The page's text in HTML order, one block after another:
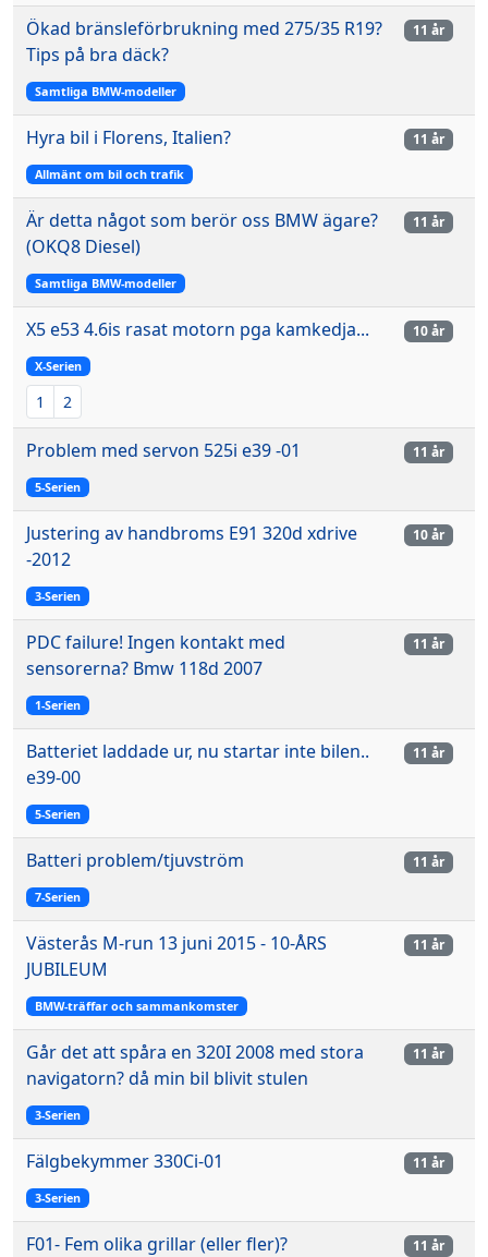
Ökad bränsleförbrukning med 275/35 R19?
Tips på bra däck?
Samtliga BMW-modeller
11 år
Hyra bil i Florens, Italien?
Allmänt om bil och trafik
11 år
Är detta något som berör oss BMW ägare?
(OKQ8 Diesel)
Samtliga BMW-modeller
11 år
X5 e53 4.6is rasat motorn pga kamkedja...
X-Serien
1 2
10 år
Problem med servon 525i e39 -01
5-Serien
11 år
Justering av handbroms E91 320d xdrive
-2012
3-Serien
10 år
PDC failure! Ingen kontakt med
sensorerna? Bmw 118d 2007
1-Serien
11 år
Batteriet laddade ur, nu startar inte bilen..
e39-00
5-Serien
11 år
Batteri problem/tjuvström
7-Serien
11 år
Västerås M-run 13 juni 2015 - 10-ÅRS
JUBILEUM
BMW-träffar och sammankomster
11 år
Går det att spåra en 320I 2008 med stora
navigatorn? då min bil blivit stulen
3-Serien
11 år
Fälgbekymmer 330Ci-01
3-Serien
11 år
F01- Fem olika grillar (eller fler)? 11 år